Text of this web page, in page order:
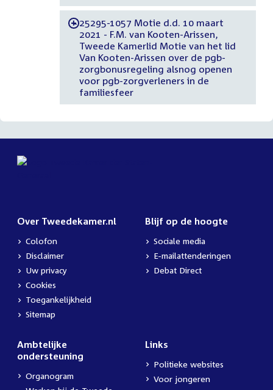
-25295-1057 Motie d.d. 10 maart
2021 - F.M. van Kooten-Arissen,
Tweede Kamerlid Motie van het lid
Van Kooten-Arissen over de pgb-
zorgbonusregeling alsnog openen
voor pgb-zorgverleners in de
familiesfeer
Over Tweedekamer.nl
Colofon
Disclaimer
Uw privacy
Cookies
Toegankelijkheid
Sitemap
Blijf op de hoogte
Sociale media
E-mailattenderingen
Debat Direct
Ambtelijke
ondersteuning
Organogram
Links
Politieke websites
Voor jongeren